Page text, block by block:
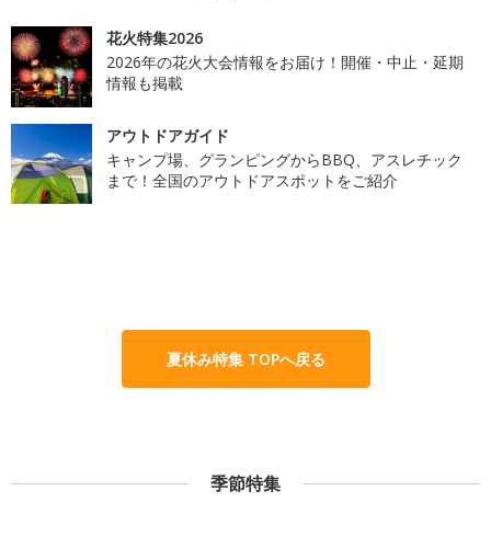
花火特集2026
2026年の花火大会情報をお届け！開催・中止・延期
情報も掲載
アウトドアガイド
キャンプ場、グランピングからBBQ、アスレチック
まで！全国のアウトドアスポットをご紹介
夏休み特集 TOPへ戻る
季節特集